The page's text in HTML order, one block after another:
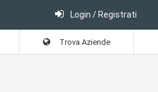
Login / Registrati
Trova Aziende